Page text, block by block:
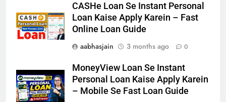
CASHe Loan Se Instant Personal
Loan Kaise Apply Karein – Fast
Online Loan Guide
aabhasjain
3 months ago 0
MoneyView Loan Se Instant
Personal Loan Kaise Apply Karein
– Mobile Se Fast Loan Guide